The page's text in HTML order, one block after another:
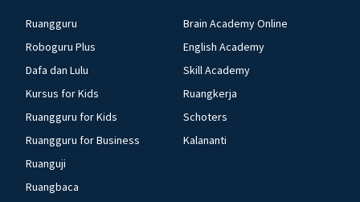
Ruangguru
Roboguru Plus
Dafa dan Lulu
Kursus for Kids
Ruangguru for Kids
Ruangguru for Business
Ruanguji
Ruangbaca
Brain Academy Online
English Academy
Skill Academy
Ruangkerja
Schoters
Kalananti